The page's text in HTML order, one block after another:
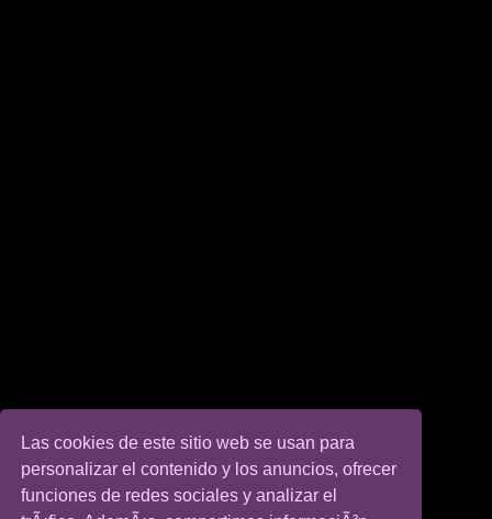
Las cookies de este sitio web se usan para
personalizar el contenido y los anuncios, ofrecer
funciones de redes sociales y analizar el